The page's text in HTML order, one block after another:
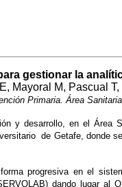
gestionar la
Mayoral M, Pascual
Primaria. Área
y desarrollo, en el
de Getafe,
progresiva en el
dando lugar